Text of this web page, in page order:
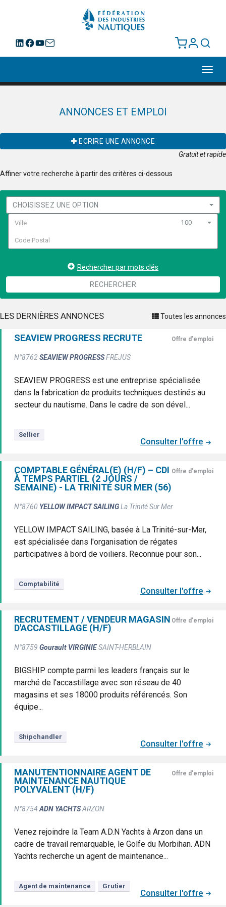
ANNONCES ET EMPLOI
ECRIRE UNE ANNONCE
Gratuit et rapide
Affiner votre recherche à partir des critères ci-dessous
CHOISISSEZ UNE OPTION
100
Rechercher par mots clés
RECHERCHER
Toutes les annonces
LES DERNIÈRES ANNONCES
Offre d'emploi
SEAVIEW PROGRESS RECRUTE
N°8762 SEAVIEW PROGRESSFREJUS
SEAVIEW PROGRESS est une entreprise spécialisée
dans la fabrication de produits techniques destinés au
secteur du nautisme. Dans le cadre de son dével...
Sellier
Consulter l'offre
Offre d'emploi
COMPTABLE GÉNÉRAL(E) (H/F) – CDI
À TEMPS PARTIEL (2 JOURS /
SEMAINE) - LA TRINITÉ SUR MER (56)
N°8760 YELLOW IMPACT SAILINGLa Trinité Sur Mer
YELLOW IMPACT SAILING, basée à La Trinité-sur-Mer,
est spécialisée dans l'organisation de régates
participatives à bord de voiliers. Reconnue pour son...
Comptabilité
Consulter l'offre
Offre d'emploi
RECRUTEMENT / VENDEUR MAGASIN
D'ACCASTILLAGE (H/F)
N°8759 Gourault VIRGINIESAINT-HERBLAIN
BIGSHIP compte parmi les leaders français sur le
marché de l'accastillage avec son réseau de 40
magasins et ses 18000 produits référencés. Son
équipe...
Shipchandler
Consulter l'offre
Offre d'emploi
MANUTENTIONNAIRE AGENT DE
MAINTENANCE NAUTIQUE
POLYVALENT (H/F)
N°8754 ADN YACHTSARZON
Venez rejoindre la Team A.D.N Yachts à Arzon dans un
cadre de travail remarquable, le Golfe du Morbihan. ADN
Yachts recherche un agent de maintenance...
Agent de maintenance Grutier
Consulter l'offre